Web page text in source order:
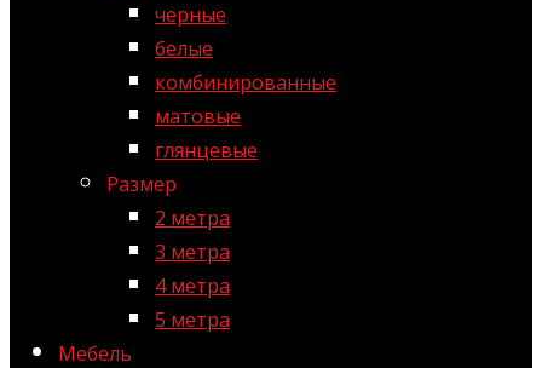
черные
белые
комбинированные
матовые
глянцевые
Размер
2 метра
3 метра
4 метра
5 метра
Мебель